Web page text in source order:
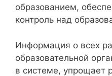
образованием,
контроль над
Информация о всех
образовательной
в системе, упрощает